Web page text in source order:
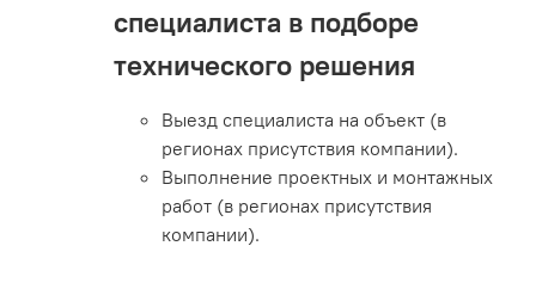
специалиста в подборе
технического решения
Выезд специалиста на объект (в
регионах присутствия компании).
Выполнение проектных и монтажных
работ (в регионах присутствия
компании).